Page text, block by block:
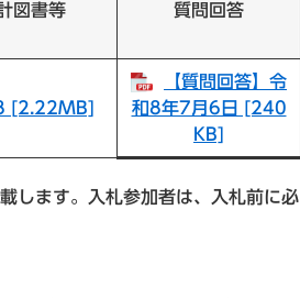
図書等 質問回答
[2.22MB]
【質問回答】令
和8年7月6日 [240
KB]
します。入札参加者は、入札前に必